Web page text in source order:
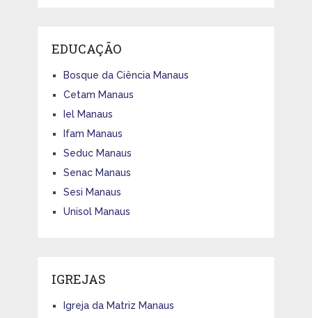
EDUCAÇÃO
Bosque da Ciência Manaus
Cetam Manaus
Iel Manaus
Ifam Manaus
Seduc Manaus
Senac Manaus
Sesi Manaus
Unisol Manaus
IGREJAS
Igreja da Matriz Manaus